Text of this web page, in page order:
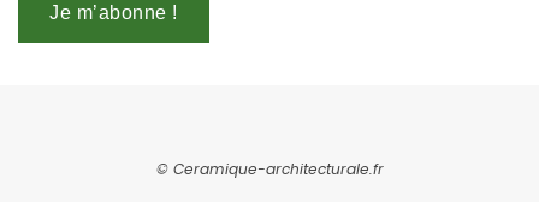
© Ceramique-architecturale.fr